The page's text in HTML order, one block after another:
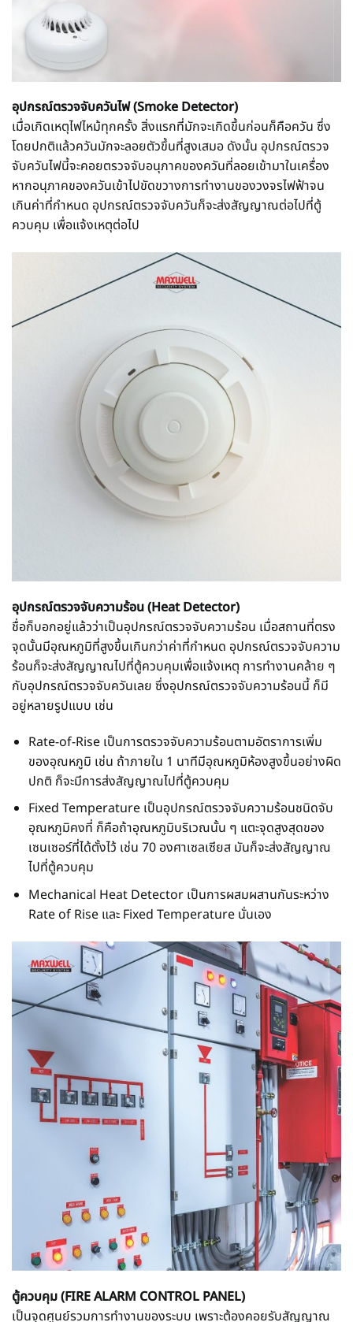
อุปกรณ์ตรวจจับควันไฟ (Smoke Detector)
เมื่อเกิดเหตุไฟไหม้ทุกครั้ง สิ่งแรกที่มักจะเกิดขึ้นก่อนก็คือควัน ซึ่ง
โดยปกติแล้วควันมักจะลอยตัวขึ้นที่สูงเสมอ ดังนั้น อุปกรณ์ตรวจ
จับควันไฟนี้จะคอยตรวจจับอนุภาคของควันที่ลอยเข้ามาในเครื่อง
หากอนุภาคของควันเข้าไปขัดขวางการทำงานของวงจรไฟฟ้าจน
เกินค่าที่กำหนด อุปกรณ์ตรวจจับควันก็จะส่งสัญญาณต่อไปที่ตู้
ควบคุม เพื่อแจ้งเหตุต่อไป
อุปกรณ์ตรวจจับความร้อน (Heat Detector)
ชื่อก็บอกอยู่แล้วว่าเป็นอุปกรณ์ตรวจจับความร้อน เมื่อสถานที่ตรง
จุดนั้นมีอุณหภูมิที่สูงขึ้นเกินกว่าค่าที่กำหนด อุปกรณ์ตรวจจับความ
ร้อนก็จะส่งสัญญาณไปที่ตู้ควบคุมเพื่อแจ้งเหตุ การทำงานคล้าย ๆ
กับอุปกรณ์ตรวจจับควันเลย ซึ่งอุปกรณ์ตรวจจับความร้อนนี้ ก็มี
อยู่หลายรูปแบบ เช่น
Rate-of-Rise เป็นการตรวจจับความร้อนตามอัตราการเพิ่ม
ของอุณหภูมิ เช่น ถ้าภายใน 1 นาทีมีอุณหภูมิห้องสูงขึ้นอย่างผิด
ปกติ ก็จะมีการส่งสัญญาณไปที่ตู้ควบคุม
Fixed Temperature เป็นอุปกรณ์ตรวจจับความร้อนชนิดจับ
อุณหภูมิคงที่ ก็คือถ้าอุณหภูมิบริเวณนั้น ๆ แตะจุดสูงสุดของ
เซนเซอร์ที่ได้ตั้งไว้ เช่น 70 องศาเซลเซียส มันก็จะส่งสัญญาณ
ไปที่ตู้ควบคุม
Mechanical Heat Detector เป็นการผสมผสานกันระหว่าง
Rate of Rise และ Fixed Temperature นั่นเอง
ตู้ควบคุม (FIRE ALARM CONTROL PANEL)
เป็นจุดศูนย์รวมการทำงานของระบบ เพราะต้องคอยรับสัญญาณ